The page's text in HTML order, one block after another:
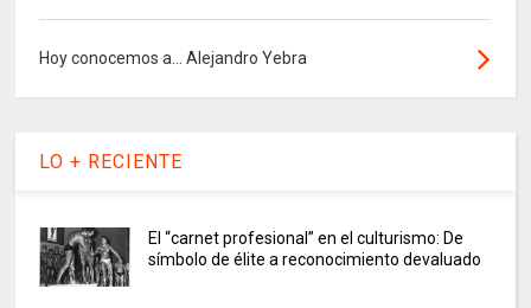
Hoy conocemos a... Alejandro Yebra
LO + RECIENTE
El “carnet profesional” en el culturismo: De
símbolo de élite a reconocimiento devaluado